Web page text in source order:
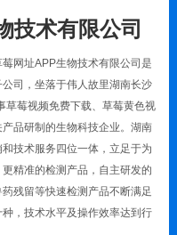
技术有限公司
网址APP生物技术有限公司是
，坐落于伟人故里湖南长沙
草莓视频免费下载、草莓黄色视
品研制的生物科技企业。湖南
和技术服务四位一体，立足于为
更精准的检测产品，自主研发的
兽药残留等快速检测产品不断满足
，技术水平及操作效率达到行